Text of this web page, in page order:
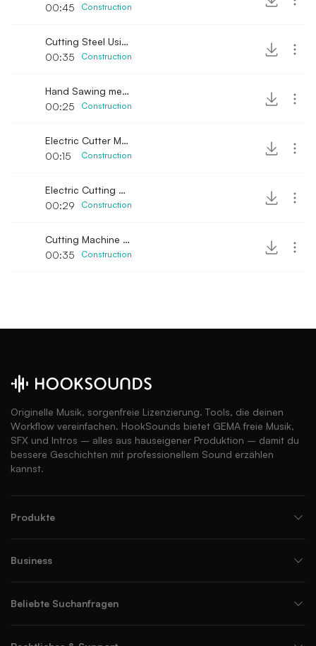
00:45
Construction
Cutting Steel Using Electric Hand Cutter
00:35
Construction
Hand Sawing metal up-close
00:25
Construction
Electric Cutter Machine on action
00:15
Construction
Electric Cutting Machine
00:29
Construction
Cutting Machine Turned on and Running
00:35
Construction
Originelle Musik, sorgenfreie Lizenzierung. Tools, die deinen
Workflow vereinfachen. HookSounds bietet GEMA freie Musik,
SFX und Intros – alles aus hauseigener Produktion – damit du
bessere Geschichten mit professionellem Sound erzählen
kannst.
Produkte
Business
Beliebte Suchanfragen